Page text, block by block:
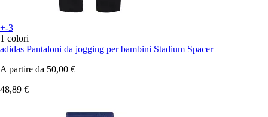
+-3
1 colori
adidas Pantaloni da jogging per bambini Stadium Spacer
A partire da 50,00 €
48,89 €